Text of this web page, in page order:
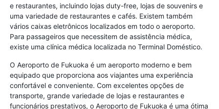
e restaurantes, incluindo lojas duty-free, lojas de souvenirs e
uma variedade de restaurantes e cafés. Existem também
vários caixas eletrônicos localizados em todo o aeroporto.
Para passageiros que necessitem de assistência médica,
existe uma clínica médica localizada no Terminal Doméstico.
O Aeroporto de Fukuoka é um aeroporto moderno e bem
equipado que proporciona aos viajantes uma experiência
confortável e conveniente. Com excelentes opções de
transporte, grande variedade de lojas e restaurantes e
funcionários prestativos, o Aeroporto de Fukuoka é uma ótima